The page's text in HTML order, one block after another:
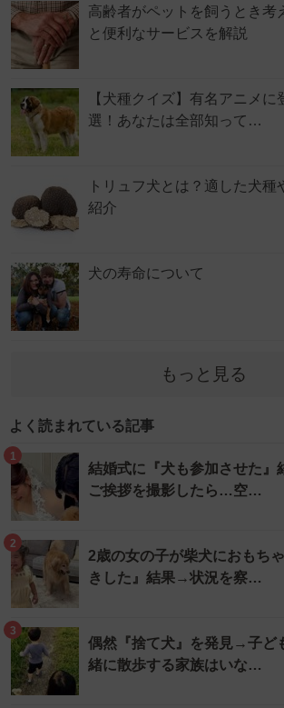
高齢者がペットを飼うとき考
と便利なサービスを解説
【犬種クイズ】有名アニメに
選！あなたは全部知って…
トリュフ犬とは？適した犬種
紹介
犬の寿命について
もっと見る
よく読まれている記事
1
結婚式に『犬も参加させた
ご挨拶を撮影したら…空…
2
2歳の女の子が柴犬におもち
きした』結果→状況を察…
3
偶然『捨て犬』を発見→子ど
緒に散歩する家族はいな…